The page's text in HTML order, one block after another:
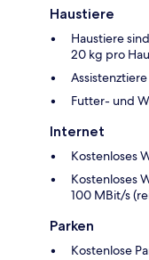
Haustiere
Haustiere
20 kg pro
Futter- und
Internet
Kostenloses
Kostenloses
100 MBit/s
Parken
Kostenlose